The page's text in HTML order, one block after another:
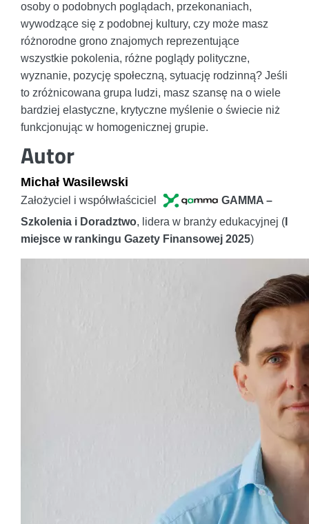
osoby o podobnych poglądach, przekonaniach,
wywodzące się z podobnej kultury, czy może masz
różnorodne grono znajomych reprezentujące
wszystkie pokolenia, różne poglądy polityczne,
wyznanie, pozycję społeczną, sytuację rodzinną? Jeśli
to zróżnicowana grupa ludzi, masz szansę na o wiele
bardziej elastyczne, krytyczne myślenie o świecie niż
funkcjonując w homogenicznej grupie.
Autor
Michał Wasilewski
Założyciel i współwłaściciel
GAMMA –
Szkolenia i Doradztwo, lidera w branży edukacyjnej (
miejsce w rankingu Gazety Finansowej 2025)